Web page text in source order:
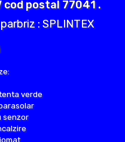
cod postal 77041 .
: SPLINTEX
verde
senzor